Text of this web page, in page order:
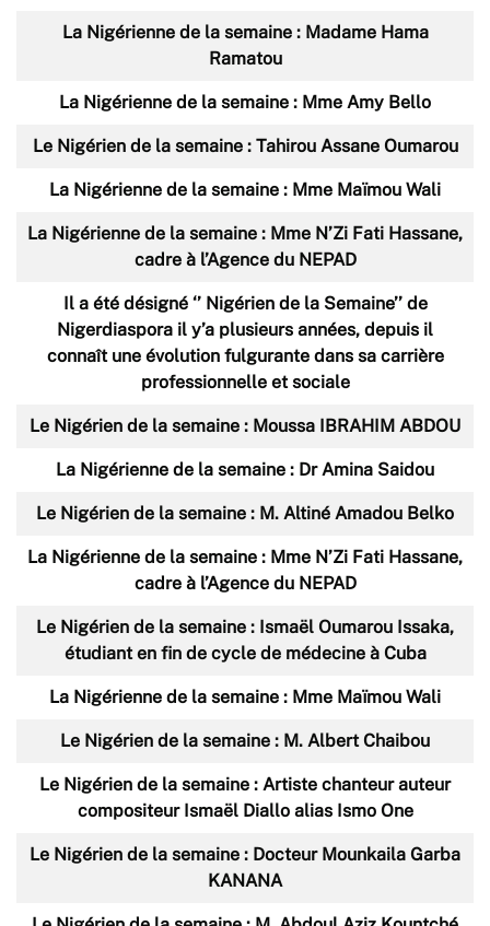
La Nigérienne de la semaine : Madame Hama
Ramatou
La Nigérienne de la semaine : Mme Amy Bello
Le Nigérien de la semaine : Tahirou Assane Oumarou
La Nigérienne de la semaine : Mme Maïmou Wali
La Nigérienne de la semaine : Mme N’Zi Fati Hassane,
cadre à l’Agence du NEPAD
Il a été désigné ‘’ Nigérien de la Semaine’’ de
Nigerdiaspora il y’a plusieurs années, depuis il
connaît une évolution fulgurante dans sa carrière
professionnelle et sociale
Le Nigérien de la semaine : Moussa IBRAHIM ABDOU
La Nigérienne de la semaine : Dr Amina Saidou
Le Nigérien de la semaine : M. Altiné Amadou Belko
La Nigérienne de la semaine : Mme N’Zi Fati Hassane,
cadre à l’Agence du NEPAD
Le Nigérien de la semaine : Ismaël Oumarou Issaka,
étudiant en fin de cycle de médecine à Cuba
La Nigérienne de la semaine : Mme Maïmou Wali
Le Nigérien de la semaine : M. Albert Chaibou
Le Nigérien de la semaine : Artiste chanteur auteur
compositeur Ismaël Diallo alias Ismo One
Le Nigérien de la semaine : Docteur Mounkaila Garba
KANANA